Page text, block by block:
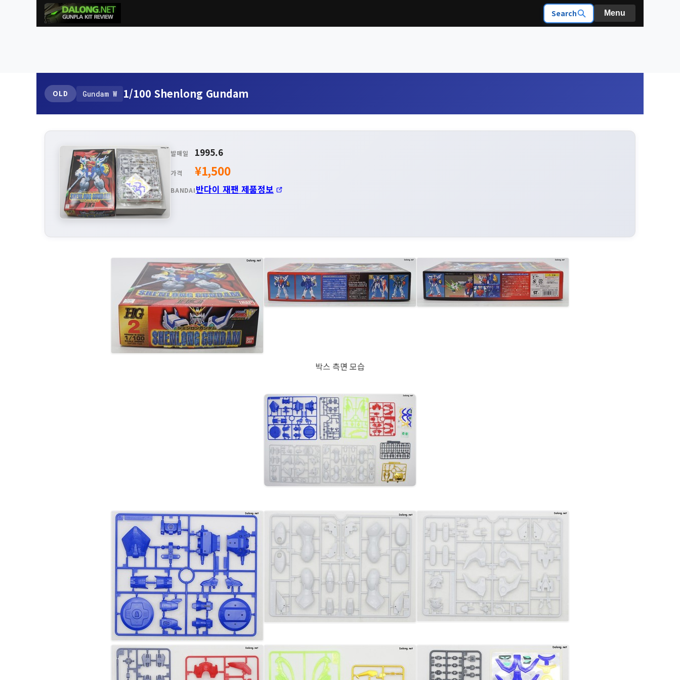
Search Menu
OLD Gundam W 1/100 Shenlong Gundam
발매일 1995.6
가격 ¥1,500
BANDAI반다이 재팬 제품정보
박스 측면 모습